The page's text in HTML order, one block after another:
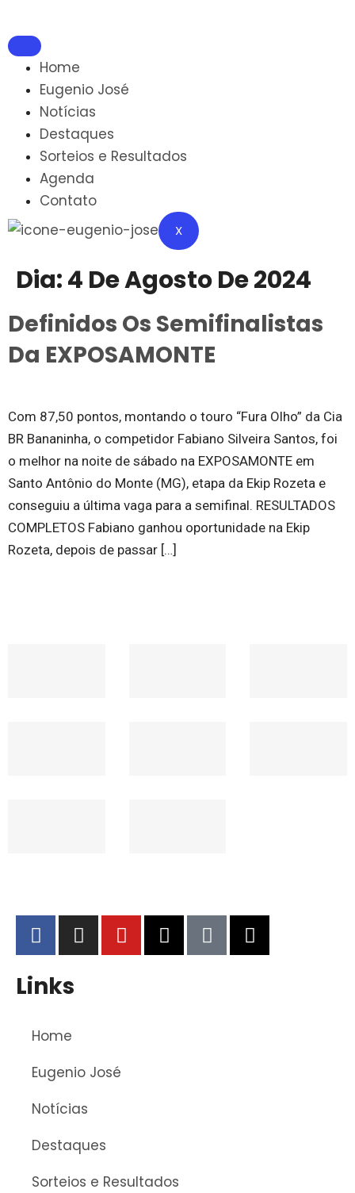
Home
Eugenio José
Notícias
Destaques
Sorteios e Resultados
Agenda
Contato
X
Dia:4 De Agosto De 2024
Definidos Os Semifinalistas
Da EXPOSAMONTE
Com 87,50 pontos, montando o touro “Fura Olho” da Cia
BR Bananinha, o competidor Fabiano Silveira Santos, foi
o melhor na noite de sábado na EXPOSAMONTE em
Santo Antônio do Monte (MG), etapa da Ekip Rozeta e
conseguiu a última vaga para a semifinal. RESULTADOS
COMPLETOS Fabiano ganhou oportunidade na Ekip
Rozeta, depois de passar […]
Links
Home
Eugenio José
Notícias
Destaques
Sorteios e Resultados